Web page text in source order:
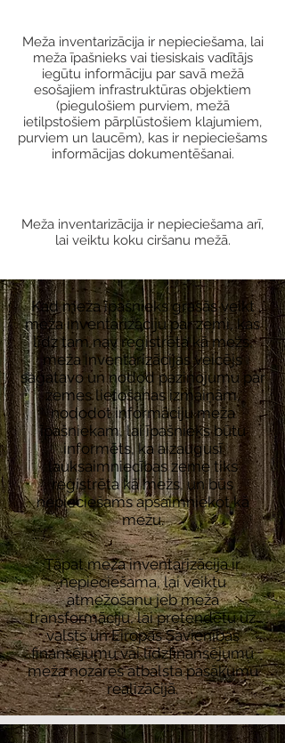
Meža inventarizācija ir nepieciešama, lai
meža īpašnieks vai tiesiskais vadītājs
iegūtu informāciju par savā mežā
esošajiem infrastruktūras objektiem
(piegulošiem purviem, mežā
ietilpstošiem pārplūstošiem klajumiem,
purviem un laucēm), kas ir nepieciešams
informācijas dokumentēšanai.
Meža inventarizācija ir nepieciešama arī,
lai veiktu koku ciršanu mežā.
Kad meža īpašnieks grasās veikt
meža inventarizāciju par zemi, kas
līdz tam nav reģistrēta kā mežs,
meža inventarizācijas veicējs
sagatavo un nodod paziņojumu par
zemes lietošanas izmaiņām,
nododot informāciju meža
īpašniekam, lai īpašnieks būtu
informēts, ka aizaugusī
lauksaimniecības zeme tiks
reģistrēta kā mežs, un būs
nepieciešams apsaimniekot kā
mežu.
Tāpat meža inventarizācija ir
nepieciešama, lai veiktu
atmežošanu jeb meža
transformāciju, lai pretendētu uz
valsts un Eiropas Savienības
finansējumu vai līdzfinansējumu
meža nozares atbalsta pasākumu
realizācijā.